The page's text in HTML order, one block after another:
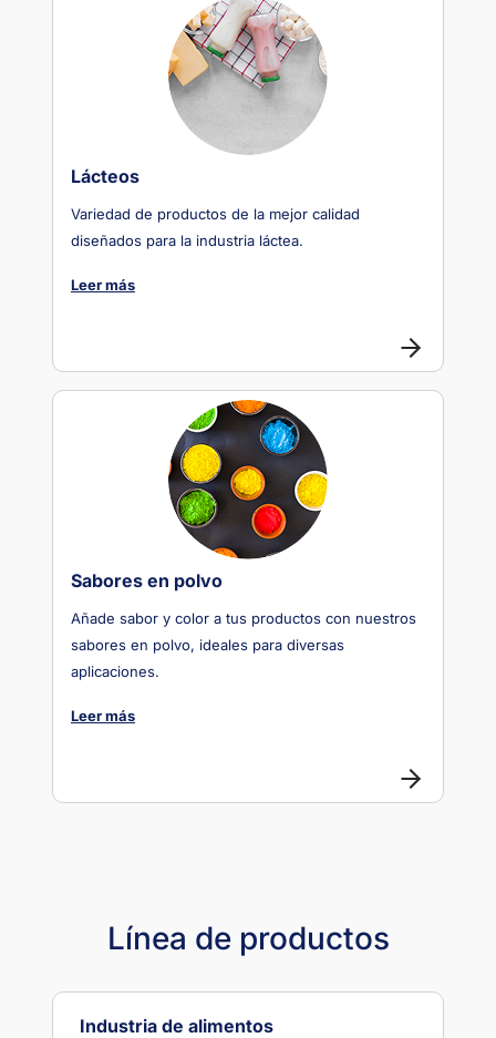
Lácteos
Variedad de productos de la mejor calidad
diseñados para la industria láctea.
Leer más
Sabores en polvo
Añade sabor y color a tus productos con nuestros
sabores en polvo, ideales para diversas
aplicaciones.
Leer más
Línea de productos
Industria de alimentos